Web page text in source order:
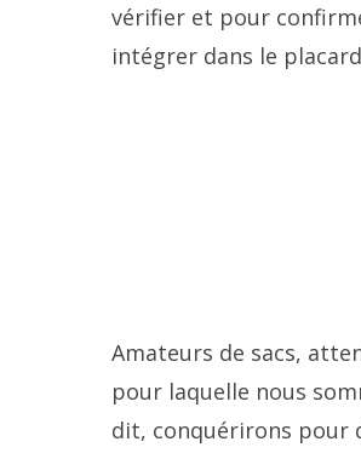
vérifier et pour
intégrer dans le
Amateurs de sacs,
pour laquelle nous
dit, conquérirons pour